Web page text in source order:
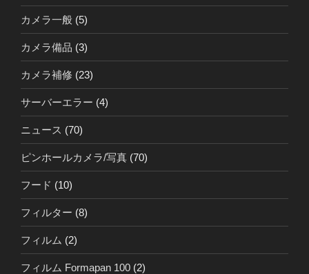
カメラ一般 (5)
カメラ備品 (3)
カメラ補修 (23)
サーバーエラー (4)
ニュース (70)
ピンホールカメラ/写真 (70)
フード (10)
フィルター (8)
フィルム (2)
フィルム Formapan 100 (2)